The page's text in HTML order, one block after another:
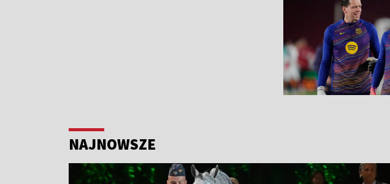
NAJNOWSZE